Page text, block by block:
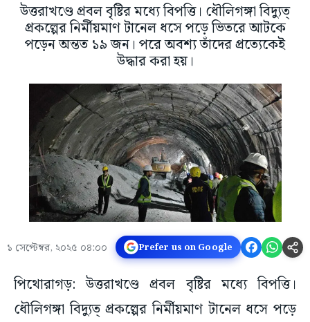
উত্তরাখণ্ডে প্রবল বৃষ্টির মধ্যে বিপত্তি। ধৌলিগঙ্গা বিদ্যুত্
প্রকল্পের নির্মীয়মাণ টানেল ধসে পড়ে ভিতরে আটকে
পড়েন অন্তত ১৯ জন। পরে অবশ্য তাঁদের প্রত্যেকেই
উদ্ধার করা হয়।
১ সেপ্টেম্বর, ২০২৫ ০৪:০০ Prefer us on Google
পিথোরাগড়: উত্তরাখণ্ডে প্রবল বৃষ্টির মধ্যে বিপত্তি।
ধৌলিগঙ্গা বিদ্যুত্ প্রকল্পের নির্মীয়মাণ টানেল ধসে পড়ে